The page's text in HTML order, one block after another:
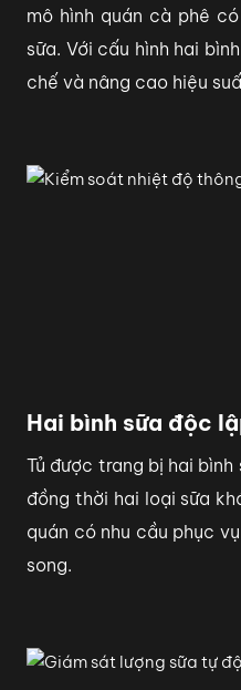
mô hình quán cà phê
sữa. Với cấu hình hai
chế và nâng cao hiệu
Hai bình sữa độc
Tủ được trang bị hai
đồng thời hai loại sữa
quán có nhu cầu phục
song.